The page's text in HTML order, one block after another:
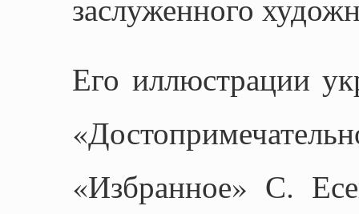
Его иллюстрации
«Избранное» С.